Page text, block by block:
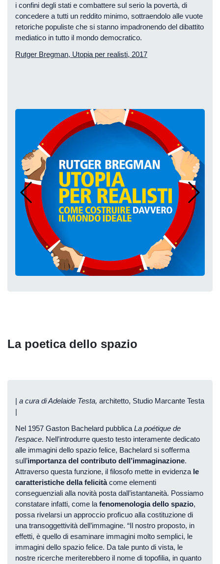
i confini degli stati e combattere sul serio la povertà, di
concedere a tutti un reddito minimo, sottraendolo alle vuote
retoriche populiste che si stanno impadronendo del dibattito
mediatico in tutto il mondo democratico.
Rutger Bregman, Utopia per realisti, 2017
La poetica dello spazio
| a cura di Adelaide Testa, architetto, Studio Marcante Testa
|
Nel 1957 Gaston Bachelard pubblica La poétique de
l’espace. Nell’introdurre questo testo interamente dedicato
alle immagini dello spazio felice, Bachelard si sofferma
sull’importanza del contributo dell’immaginazione.
Attraverso questa funzione, il filosofo mette in evidenza le
caratteristiche della felicitàcome elementi
conseguenziali alla novità posta dall’istantaneità. Possiamo
constatare infatti, come la fenomenologia dello spazio,
possa rivelarsi un approccio proficuo alla costituzione di
una transoggettività dell’immagine. “Il nostro proposto, in
effetti, è quello di esaminare immagini molto semplici, le
immagini dello spazio felice. Da tale punto di vista, le
nostre ricerche meriterebbero il nome di topofilia, in quanto